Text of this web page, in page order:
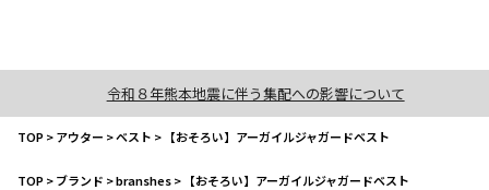
令和８年熊本地震に伴う集配への影響について
TOP>アウター >ベスト > 【おそろい】アーガイルジャガードベスト
TOP>ブランド >branshes> 【おそろい】アーガイルジャガードベスト